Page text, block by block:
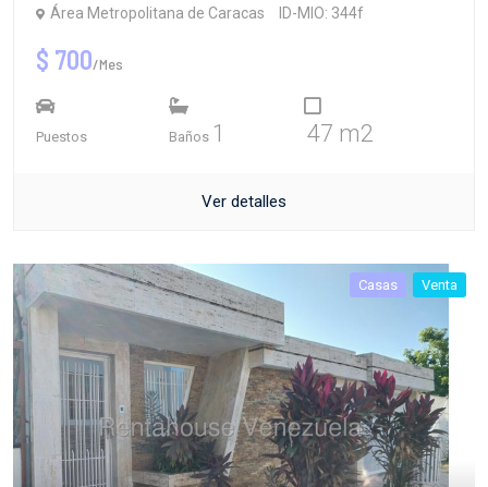
Área Metropolitana de Caracas ID-MIO: 344f
$ 700/Mes
Puestos Baños 1 47 m2
Ver detalles
Casas Venta